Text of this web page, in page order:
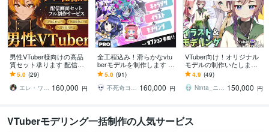
男性VTuber様向けの高品
質セット承ります 配信画
面/背景/ネームロゴ/離席
中/待機中/OP/EDセット
5.0 (29)
エレ・ワークス｜Vtuber制作 160,000 円
全工程込み！滑らかなvtu
berモデルを制作します Li
ve2DモデリングのみもO
K！特殊仕様が得意です！
5.0 (91)
不死奇ヨンシィ・鳥島いずみ 160,000 円
VTuber向け！オリジナル
モデルの制作いたします li
ve2Dイラスト＋PRO監修
モデリング
4.9 (49)
Ninta_ニンタLive2DArt☘️ 150,000 円
VTuberモデリング一括制作の人気サービス